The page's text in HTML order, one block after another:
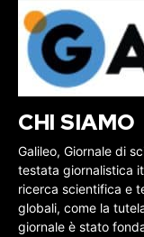
CHI SIAMO
Galileo, Giornale di
testata giornalistica
ricerca scientifica e
globali, come la
giornale è stato